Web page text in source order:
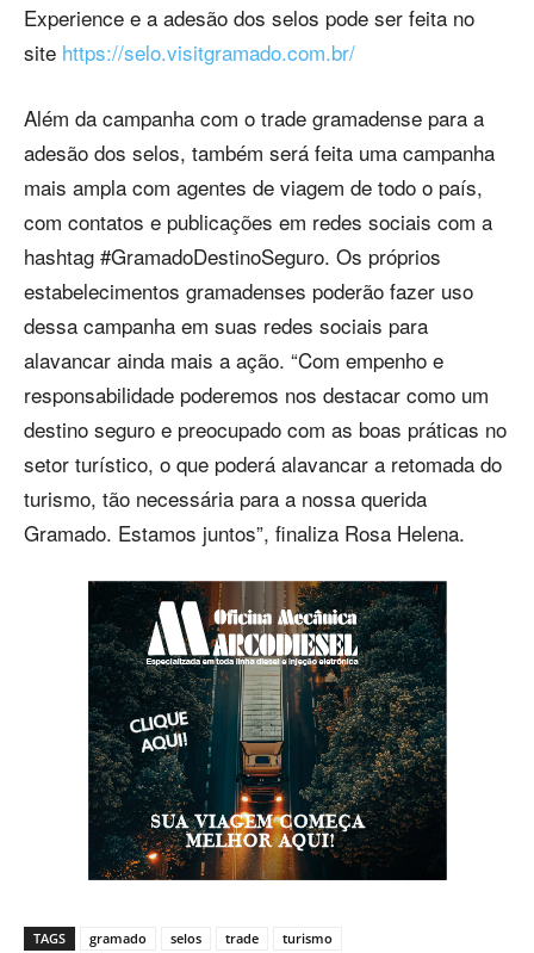
Experience e a adesão dos selos pode ser feita no
site https://selo.visitgramado.com.br/
Além da campanha com o trade gramadense para a
adesão dos selos, também será feita uma campanha
mais ampla com agentes de viagem de todo o país,
com contatos e publicações em redes sociais com a
hashtag #GramadoDestinoSeguro. Os próprios
estabelecimentos gramadenses poderão fazer uso
dessa campanha em suas redes sociais para
alavancar ainda mais a ação. “Com empenho e
responsabilidade poderemos nos destacar como um
destino seguro e preocupado com as boas práticas no
setor turístico, o que poderá alavancar a retomada do
turismo, tão necessária para a nossa querida
Gramado. Estamos juntos”, finaliza Rosa Helena.
TAGS gramado selos trade turismo